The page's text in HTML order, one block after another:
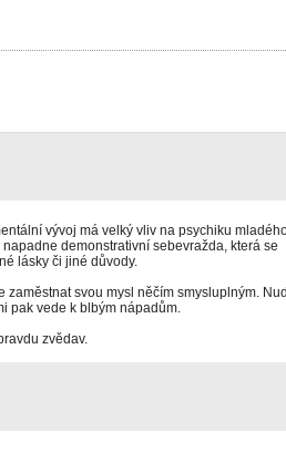
vývoj má velký vliv na psychiku
demonstrativní sebevražda, která se
lásky či jiné důvody.
zaměstnat svou mysl něčím smysluplným.
pak vede k blbým nápadům.
zvědav.